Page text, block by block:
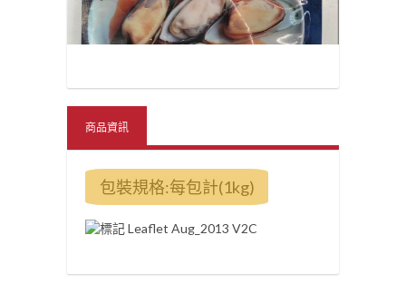
商品資訊
包裝規格:每包計(1kg)